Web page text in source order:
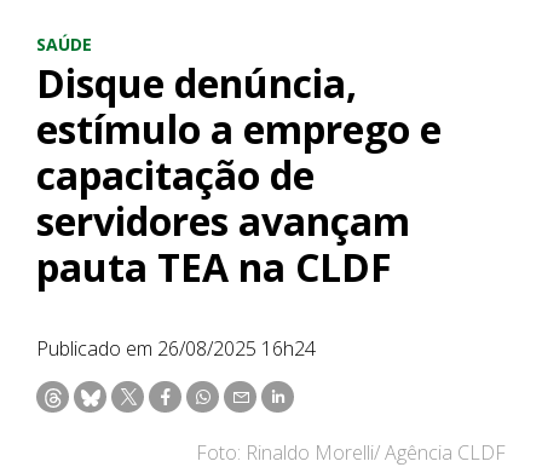
SAÚDE
Disque denúncia,
estímulo a emprego e
capacitação de
servidores avançam
pauta TEA na CLDF
Publicado em 26/08/2025 16h24
Foto: Rinaldo Morelli/ Agência CLDF